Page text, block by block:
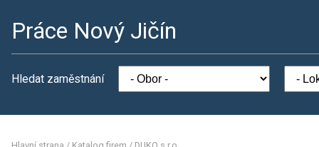
Práce Nový Jičín
Hledat zaměstnání